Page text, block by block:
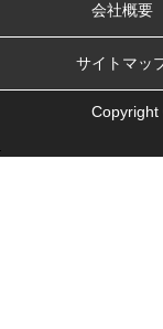
会社概要
サイトマッ